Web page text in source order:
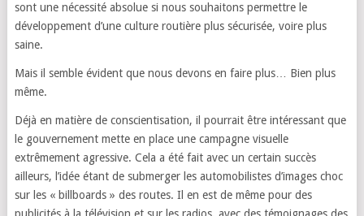
sont une nécessité absolue si nous souhaitons permettre le
développement d’une culture routière plus sécurisée, voire plus
saine.
Mais il semble évident que nous devons en faire plus… Bien plus
même.
Déjà en matière de conscientisation, il pourrait être intéressant que
le gouvernement mette en place une campagne visuelle
extrêmement agressive. Cela a été fait avec un certain succès
ailleurs, l’idée étant de submerger les automobilistes d’images choc
sur les « billboards » des routes. Il en est de même pour des